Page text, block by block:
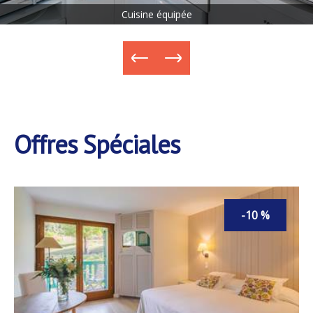
Cuisine équipée
Offres Spéciales
-10 %